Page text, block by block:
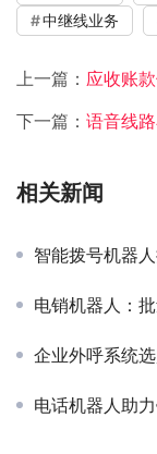
中继线业务
上一篇： 应收账
下一篇： 语音线
相关新闻
智能拨号机器
电销机器人：
企业外呼系统选
电话机器人助